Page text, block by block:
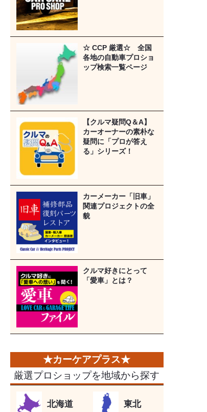
☆ CCP 厳選☆ 全国
各地の自動車プロショ
ップ検索一覧ページ
【クルマ疑問Q＆A】
カーオーナーの素朴な
疑問に「プロが答え
る」シリーズ！
カーメーカー「旧車」
関連プロジェクトの全
貌
クルマ好きにとって
「愛車」とは？
厳選プロショップを地域から探す
北海道 東北